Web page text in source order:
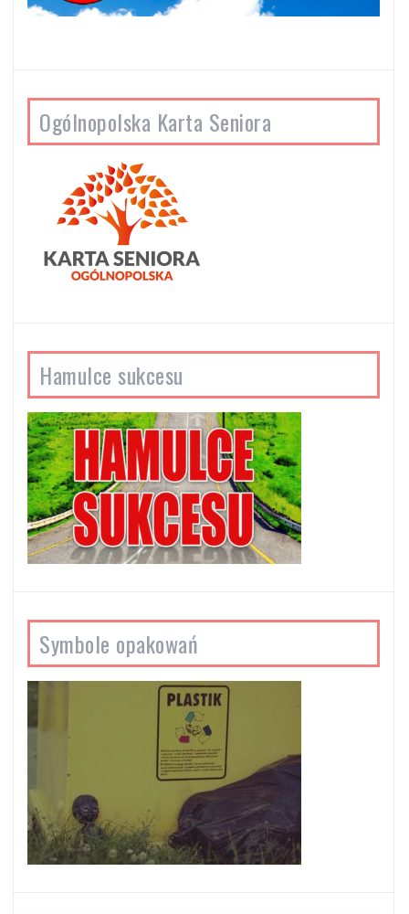
Ogólnopolska Karta Seniora
Hamulce sukcesu
Symbole opakowań